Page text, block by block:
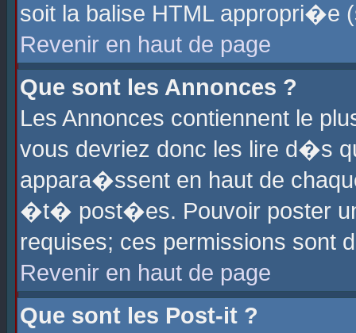
soit la balise HTML
Revenir en haut de page
Que sont les Annonces ?
Les Annonces contiennent le
vous devriez donc les lire d�s
appara�ssent en haut de
�t� post�es. Pouvoir poster
requises; ces permissions sont
Revenir en haut de page
Que sont les Post-it ?